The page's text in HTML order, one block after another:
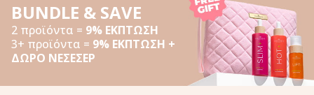
BUNDLE & SAVE
2 προϊόντα = 9% ΕΚΠΤΩΣΗ
3+ προϊόντα = 9% ΕΚΠΤΩΣΗ +
ΔΩΡΟ ΝΕΣΕΣΕΡ